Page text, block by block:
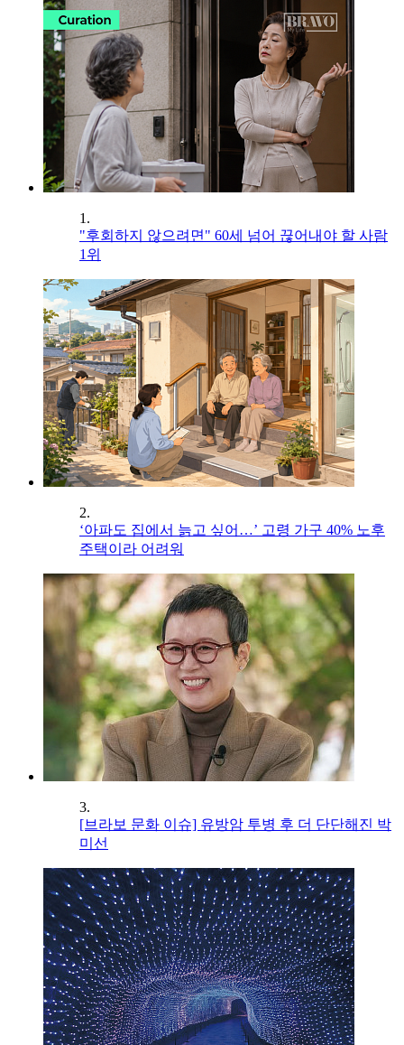
1.
"후회하지 않으려면" 60세 넘어 끊어내야 할 사람
1위
2.
‘아파도 집에서 늙고 싶어…’ 고령 가구 40% 노후
주택이라 어려워
3.
[브라보 문화 이슈] 유방암 투병 후 더 단단해진 박
미선